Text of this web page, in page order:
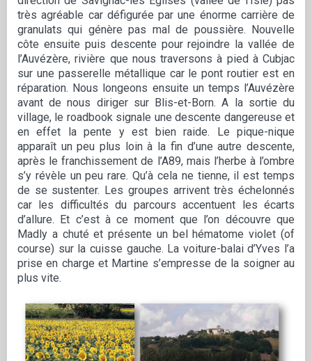
très agréable car défigurée par une énorme carrière de
granulats qui génère pas mal de poussière. Nouvelle
côte ensuite puis descente pour rejoindre la vallée de
l’Auvézère, rivière que nous traversons à pied à Cubjac
sur une passerelle métallique car le pont routier est en
réparation. Nous longeons ensuite un temps l’Auvézère
avant de nous diriger sur Blis-et-Born. A la sortie du
village, le roadbook signale une descente dangereuse et
en effet la pente y est bien raide. Le pique-nique
apparaît un peu plus loin à la fin d’une autre descente,
après le franchissement de l’A89, mais l’herbe à l’ombre
s’y révèle un peu rare. Qu’à cela ne tienne, il est temps
de se sustenter. Les groupes arrivent très échelonnés
car les difficultés du parcours accentuent les écarts
d’allure. Et c’est à ce moment que l’on découvre que
Madly a chuté et présente un bel hématome violet (of
course) sur la cuisse gauche. La voiture-balai d’Yves l’a
prise en charge et Martine s’empresse de la soigner au
plus vite.